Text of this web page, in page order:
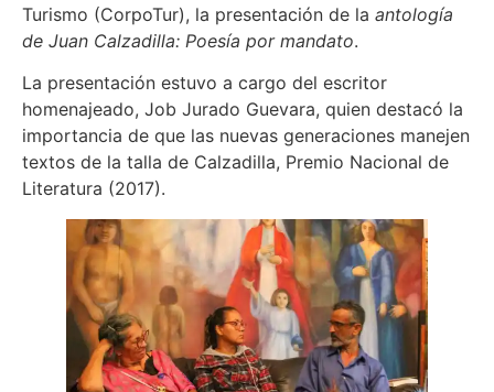
Turismo (CorpoTur), la presentación de la antología
de Juan Calzadilla: Poesía por mandato.
La presentación estuvo a cargo del escritor
homenajeado, Job Jurado Guevara, quien destacó la
importancia de que las nuevas generaciones manejen
textos de la talla de Calzadilla, Premio Nacional de
Literatura (2017).